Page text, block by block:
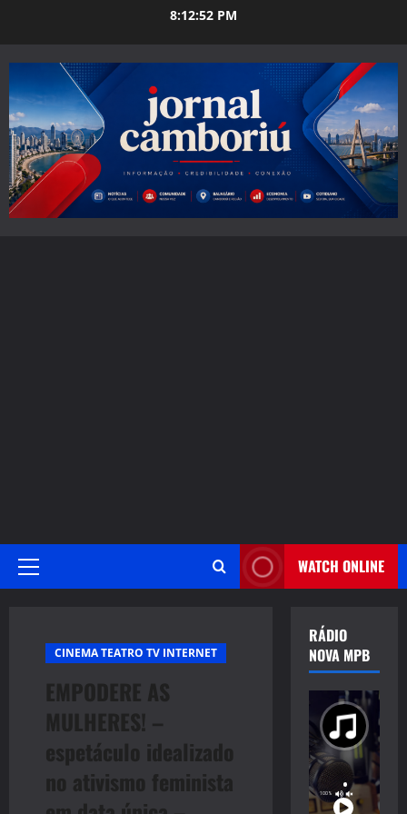
8:12:53 PM
Primary
WATCH ONLINE
CINEMA TEATRO TV INTERNET
EMPODERE AS
MULHERES! –
espetáculo idealizado
no ativismo feminista
RÁDIO
NOVA MPB